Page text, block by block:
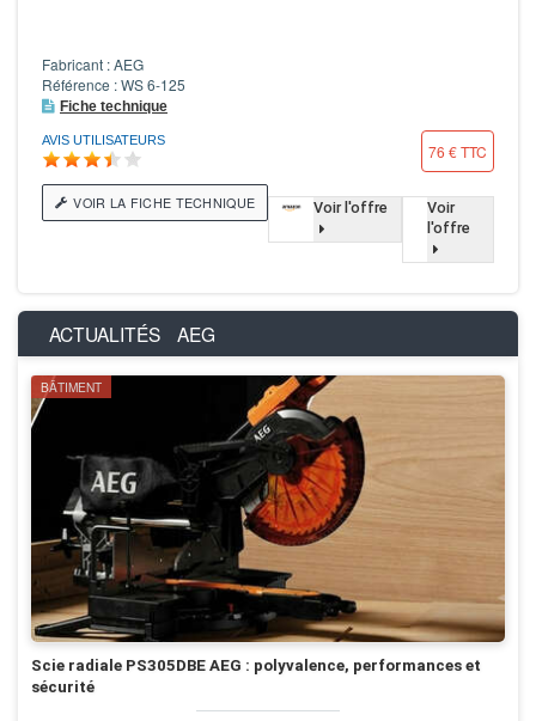
Fabricant : AEG
Référence : WS 6-125
Fiche technique
AVIS UTILISATEURS
76 € TTC
VOIR LA FICHE TECHNIQUE Voir l'offre
Voir
l'offre
ACTUALITÉS AEG
BÂTIMENT
Scie radiale PS305DBE AEG : polyvalence, performances et
sécurité